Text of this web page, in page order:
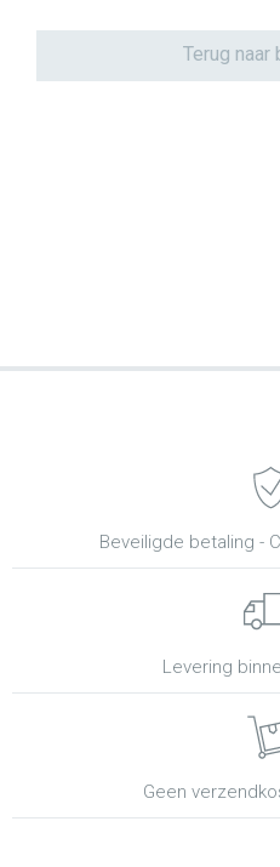
Terug naar
Beveiligde betaling -
Levering
Geen